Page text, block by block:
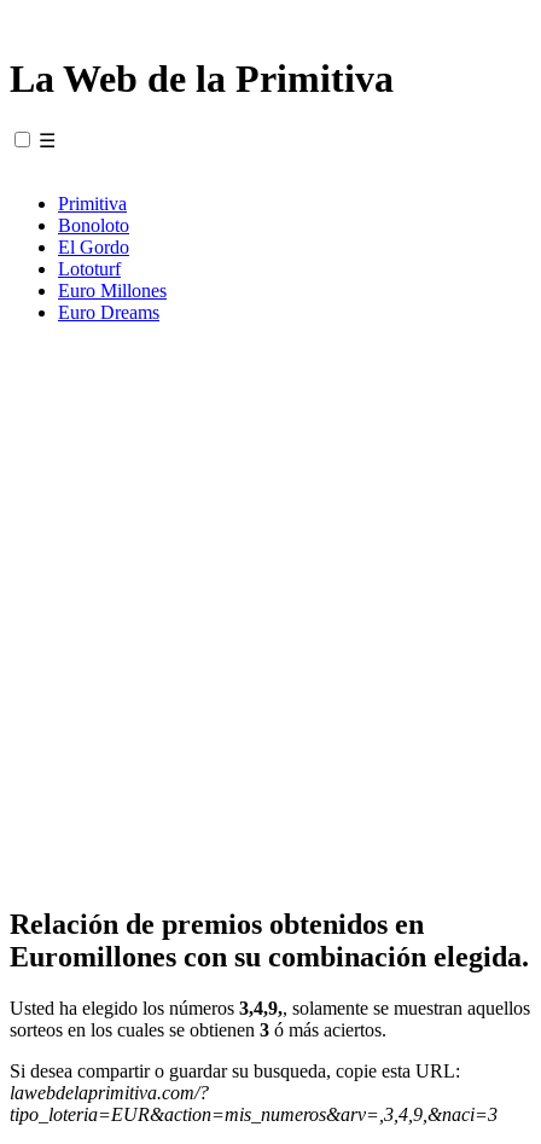
La Web de la Primitiva
☰
Primitiva
Bonoloto
El Gordo
Lototurf
Euro Millones
Euro Dreams
Relación de premios obtenidos en
Euromillones con su combinación elegida.
Usted ha elegido los números 3,4,9,, solamente se muestran aquellos
sorteos en los cuales se obtienen 3 ó más aciertos.
Si desea compartir o guardar su busqueda, copie esta URL:
lawebdelaprimitiva.com/?
tipo_loteria=EUR&action=mis_numeros&arv=,3,4,9,&naci=3